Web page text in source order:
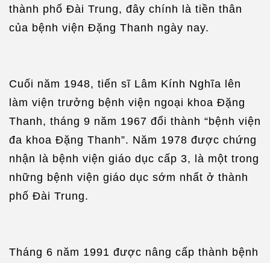
thành phố Đài Trung, đây chính là tiền thân
của bệnh viện Đặng Thanh ngày nay.
Cuối năm 1948, tiến sĩ Lâm Kính Nghĩa lên
làm viện trưởng bệnh viện ngoại khoa Đặng
Thanh, tháng 9 năm 1967 đổi thành “bệnh viện
đa khoa Đặng Thanh”. Năm 1978 được chứng
nhận là bệnh viện giáo dục cấp 3, là một trong
những bệnh viện giáo dục sớm nhất ở thành
phố Đài Trung.
Tháng 6 năm 1991 được nâng cấp thành bệnh